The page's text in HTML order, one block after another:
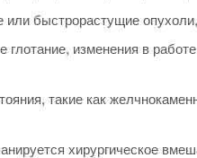
быстрорастущие
глотание, изменения в
такие как
хирургическое